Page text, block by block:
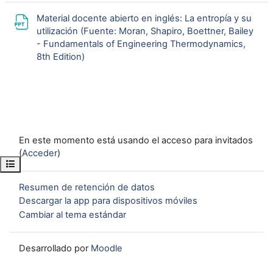
Abrir índice del curso
Material docente abierto en inglés: La entropía y su
utilización (Fuente: Moran, Shapiro, Boettner, Bailey
- Fundamentals of Engineering Thermodynamics,
8th Edition)
En este momento está usando el acceso para invitados
(Acceder)
Resumen de retención de datos
Descargar la app para dispositivos móviles
Cambiar al tema estándar
Desarrollado por Moodle